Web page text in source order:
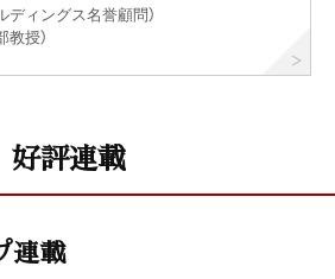
ディングス名誉顧問）
授）
好評連載
連載